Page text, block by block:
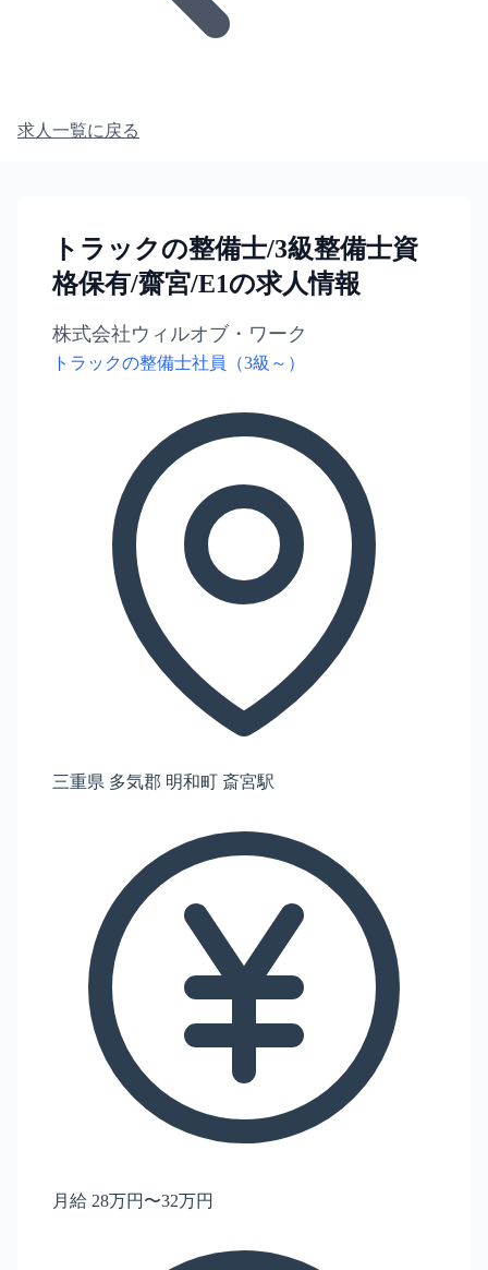
求人一覧に戻る
トラックの整備士/3級整備士資
格保有/齋宮/E1の求人情報
株式会社ウィルオブ・ワーク
トラックの整備士社員（3級～）
三重県 多気郡 明和町 斎宮駅
月給 28万円〜32万円